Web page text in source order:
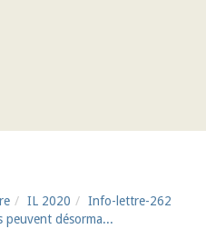
IL 2020
Info-lettre-262
peuvent désorma...